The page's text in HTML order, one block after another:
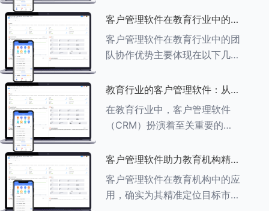
影响力方面发挥着重要作用。以
下详细分析教育CRM软件如何
助力提升教育品牌影响力：
###一、
客户管理软件在教育行业中的团
队协作优势
客户管理软件在教育行业中的团
队协作优势主要体现在以下几个
与共享 客户管理软件作为强大
的信息存储库，能够整合并记录
学生的基本信息（如姓名、年
龄、联
教育行业的客户管理软件：从招
生到毕业的全方位管理
在教育行业中，客户管理软件
（CRM）扮演着至关重要的角
全方位管理，提升教育机构的管
理效率和学员满意度。以下是一
些适合教育行业的CRM软件及
其功能特点：
客户管理软件助力教育机构精准
定位目标市场
客户管理软件在教育机构中的应
用，确实为其精准定位目标市场